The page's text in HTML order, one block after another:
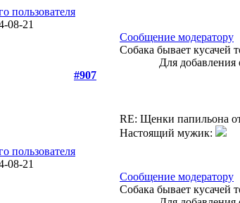
Сообщение модератору
Собака бывает кусачей
Для добавления
#907
RE: Щенки папильона
Настоящий мужик:
Сообщение модератору
Собака бывает кусачей